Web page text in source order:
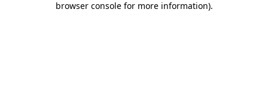
browser console for more information).